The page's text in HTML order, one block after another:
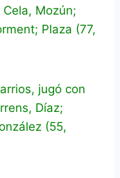
Mozún;
Plaza (77,
jugó con
Díaz;
(55,